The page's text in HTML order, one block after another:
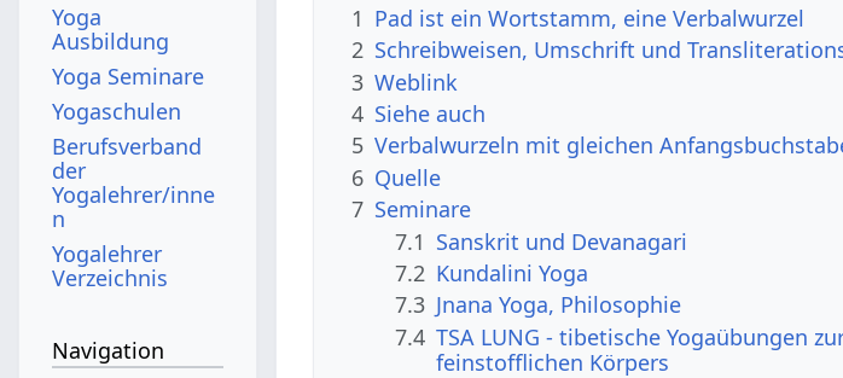
1 Pad ist ein Wortstamm, eine Verbalwurzel
2 Schreibweisen, Umschrift und
3 Weblink
4 Siehe auch
5 Verbalwurzeln mit gleichen
6 Quelle
7 Seminare
7.1 Sanskrit und Devanagari
7.2 Kundalini Yoga
7.3 Jnana Yoga, Philosophie
7.4 TSA LUNG - tibetische Yogaübungen
feinstofflichen Körpers
Yoga
Ausbildung
Yoga Seminare
Yogaschulen
Berufsverband
der
Yogalehrer/inne
n
Yogalehrer
Verzeichnis
Navigation